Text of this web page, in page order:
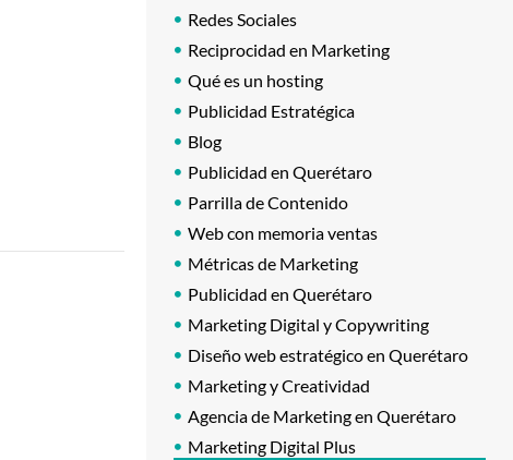
Redes Sociales
Reciprocidad en Marketing
Qué es un hosting
Publicidad Estratégica
Blog
Publicidad en Querétaro
Parrilla de Contenido
Web con memoria ventas
Métricas de Marketing
Publicidad en Querétaro
Marketing Digital y Copywriting
Diseño web estratégico en Querétaro
Marketing y Creatividad
Agencia de Marketing en Querétaro
Marketing Digital Plus